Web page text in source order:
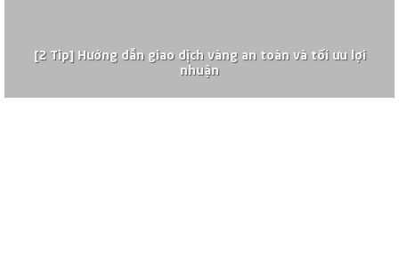
[2 Tip] Hướng dẫn giao dịch vàng an toàn và tối ưu lợi
nhuận